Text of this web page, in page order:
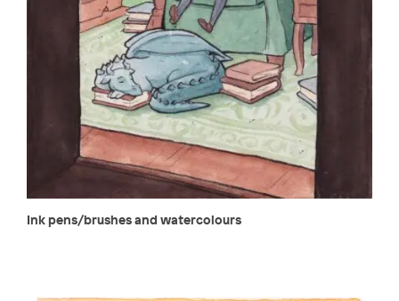
Ink pens/brushes and watercolours